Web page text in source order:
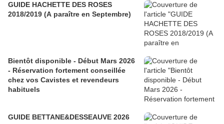
GUIDE HACHETTE DES ROSES
2018/2019 (A paraître en Septembre)
Bientôt disponible - Début Mars 2026
- Réservation fortement conseillée
chez vos Cavistes et revendeurs
habituels
GUIDE BETTANE&DESSEAUVE 2026